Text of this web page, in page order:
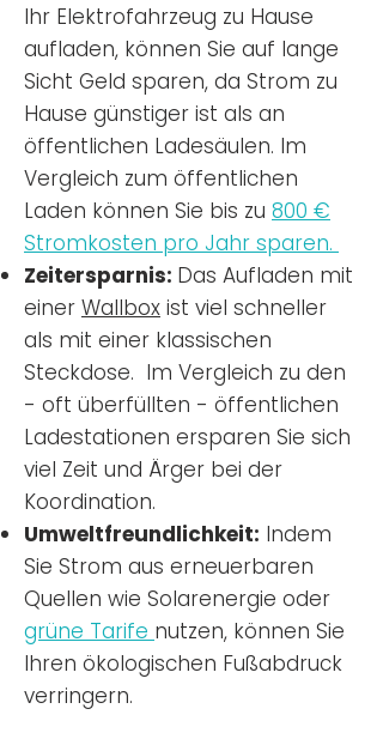
Ihr Elektrofahrzeug zu Hause
aufladen, können Sie auf lange
Sicht Geld sparen, da Strom zu
Hause günstiger ist als an
öffentlichen Ladesäulen. Im
Vergleich zum öffentlichen
Laden können Sie bis zu 800 €
Stromkosten pro Jahr sparen.
Zeitersparnis: Das Aufladen mit
einer Wallbox ist viel schneller
als mit einer klassischen
Steckdose. Im Vergleich zu den
- oft überfüllten - öffentlichen
Ladestationen ersparen Sie sich
viel Zeit und Ärger bei der
Koordination.
Umweltfreundlichkeit: Indem
Sie Strom aus erneuerbaren
Quellen wie Solarenergie oder
grüne Tarife nutzen, können Sie
Ihren ökologischen Fußabdruck
verringern.